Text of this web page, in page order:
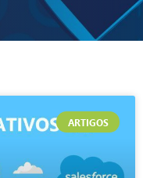
ARTIGOS